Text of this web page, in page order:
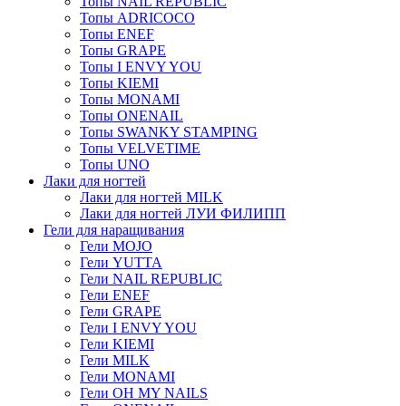
Топы ADRICOCO
Топы ENEF
Топы GRAPE
Топы I ENVY YOU
Топы KIEMI
Топы MONAMI
Топы ONENAIL
Топы SWANKY STAMPING
Топы VELVETIME
Топы UNO
Лаки для ногтей
Лаки для ногтей MILK
Лаки для ногтей ЛУИ ФИЛИПП
Гели для наращивания
Гели MOJO
Гели YUTTA
Гели NAIL REPUBLIC
Гели ENEF
Гели GRAPE
Гели I ENVY YOU
Гели KIEMI
Гели MILK
Гели MONAMI
Гели OH MY NAILS